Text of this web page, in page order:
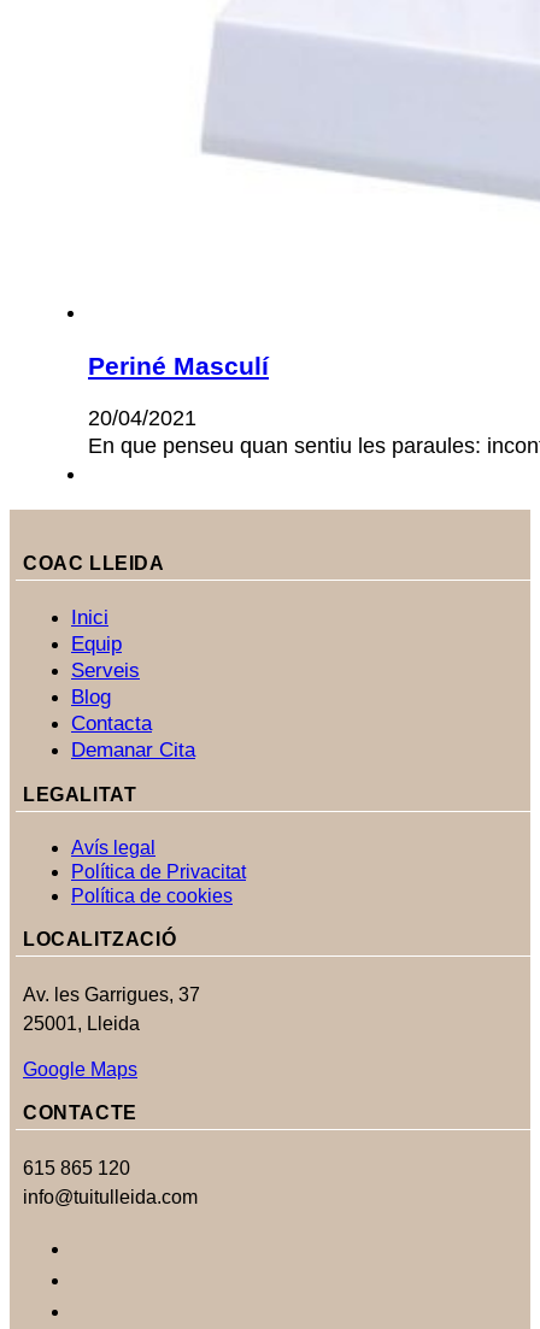
Periné Masculí
20/04/2021
En que penseu quan sentiu les paraules:
COAC LLEIDA
Inici
Equip
Serveis
Blog
Contacta
Demanar Cita
LEGALITAT
Avís legal
Política de Privacitat
Política de cookies
LOCALITZACIÓ
Av. les Garrigues, 37
25001, Lleida
Google Maps
CONTACTE
615 865 120
info@tuitulleida.com